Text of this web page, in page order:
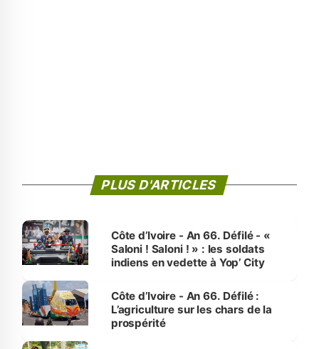
PLUS D'ARTICLES
Côte d’Ivoire - An 66. Défilé - «
Saloni ! Saloni ! » : les soldats
indiens en vedette à Yop’ City
Côte d’Ivoire - An 66. Défilé :
L’agriculture sur les chars de la
prospérité